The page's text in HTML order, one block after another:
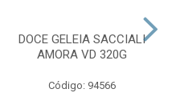
DOCE GELEIA SACCIALI
AMORA VD 320G
Código: 94566